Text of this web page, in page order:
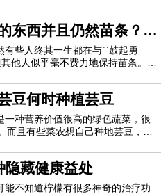
的红烧肉啊什么的有些小小的区
太多的佐料。接下来呢我们也不啰
最好吃的红烧石斑鱼做法给各位
东西并且仍然苗条？谢
有些人终其一生都在与``鼓起勇
其他人似乎毫不费力地保持苗条。现
有助于决定体重增加对人是否是一
责人萨达夫法鲁奇（Sadaf
：“ 急于做出判断并批评人们的体
豆何时种植芸豆
一种营养价值很高的绿色蔬菜，很
而且有些菜农想自己种地芸豆，还
种植陆地芸豆，什么时候种植好。
种植芸豆时，先将芸豆种子发芽，
后放入干净的容器中，去除
隐藏健康益处
能不知道柠檬有很多神奇的治疗功